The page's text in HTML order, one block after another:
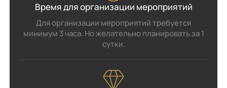
Время для организации мероприятий
Для организации мероприятий требуется
минимум 3 часа. Но желательно планировать за 1
сутки.